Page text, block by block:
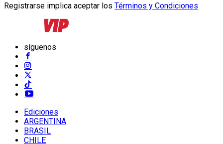
Registrarse implica aceptar los Términos y Condiciones
síguenos
Ediciones
ARGENTINA
BRASIL
CHILE